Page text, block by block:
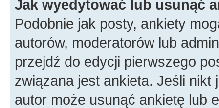
Jak wyedytować lub usunąć
Podobnie jak posty, ankiety
autorów, moderatorów lub
przejdź do edycji pierwszego
związana jest ankieta. Jeśli nikt
autor może usunąć ankietę lub